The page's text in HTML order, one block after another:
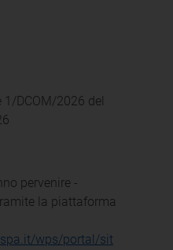
1/DCOM/2026 del
pervenire -
la piattaforma
wps/portal/sit